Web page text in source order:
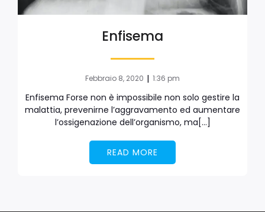
Enfisema
Febbraio 8, 2020 | 1:36 pm
Enfisema Forse non è impossibile non solo gestire la
malattia, prevenirne l’aggravamento ed aumentare
l’ossigenazione dell’organismo, ma[…]
READ MORE